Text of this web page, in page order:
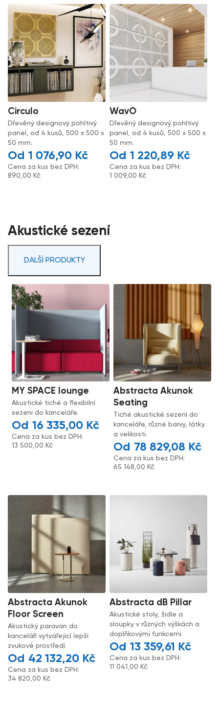
Circulo
Dřevěný designový pohltivý
panel, od 4 kusů, 500 x 500 x
50 mm.
1 076,90 Kč
Cena za kus bez DPH:
890,00 Kč
WavO
Dřevěný designový pohltivý
panel, od 4 kusů, 500 x 500 x
50 mm.
1 220,89 Kč
Cena za kus bez DPH:
1 009,00 Kč
Akustické sezení
DALŠÍ PRODUKTY
MY SPACE lounge
Akustické tiché a flexibilní
sezení do kanceláře.
16 335,00 Kč
Cena za kus bez DPH:
13 500,00 Kč
Abstracta Akunok
Seating
Tiché akustické sezení do
kanceláře, různé barvy, látky
a velikosti.
78 829,08 Kč
Cena za kus bez DPH:
65 148,00 Kč
Abstracta Akunok
Floor Screen
Akustický paravan do
kanceláří vytvářející lepší
zvukové prostředí.
42 132,20 Kč
Cena za kus bez DPH:
34 820,00 Kč
Abstracta dB Pillar
Akustické stoly, židle a
sloupky v různých výškách a
doplňkovými funkcemi.
13 359,61 Kč
Cena za kus bez DPH:
11 041,00 Kč